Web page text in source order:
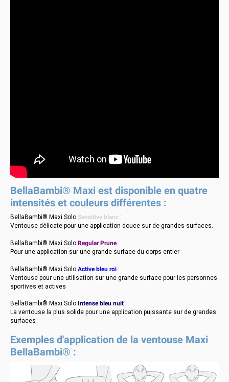
BellaBambi® Maxi est disponible en quatre
intensités et couleurs différentes :
BellaBambi® Maxi Solo Sensitive blanc :
Ventouse délicate pour une application douce sur de grandes surfaces.
BellaBambi® Maxi Solo Regular Prune:
Pour une application sur une grande surface du corps entier
BellaBambi® Maxi Solo Active bleu roi :
Ventouse pour une utilisation sur une grande surface pour les personnes
sportives et actives
BellaBambi® Maxi Solo Intense bleu nuit :
La ventouse la plus solide pour une application puissante sur de grandes
surfaces
Exemples d'application de la ventouse Maxi
BellaBambi® :